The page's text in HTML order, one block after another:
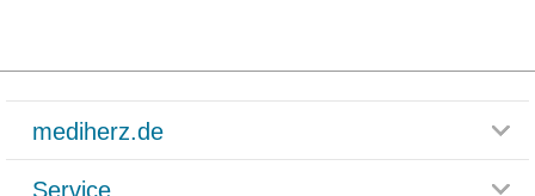
mediherz.de
Service